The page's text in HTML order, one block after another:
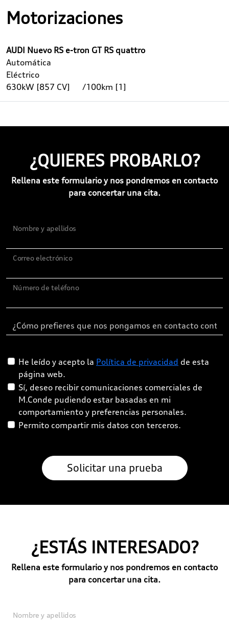
Motorizaciones
AUDI Nuevo RS e-tron GT RS quattro
Automática
Eléctrico
630kW [857 CV]
/100km [1]
¿QUIERES PROBARLO?
Rellena este formulario y nos pondremos en contacto
para concertar una cita.
Nombre y apellidos
Correo electrónico
Número de teléfono
He leído y acepto la Política de privacidad de esta
página web.
Sí, deseo recibir comunicaciones comerciales de
M.Conde pudiendo estar basadas en mi
comportamiento y preferencias personales.
Permito compartir mis datos con terceros.
¿ESTÁS INTERESADO?
Rellena este formulario y nos pondremos en contacto
para concertar una cita.
Nombre y apellidos